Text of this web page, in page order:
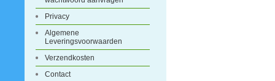
Privacy
Algemene
Leveringsvoorwaarden
Verzendkosten
Contact